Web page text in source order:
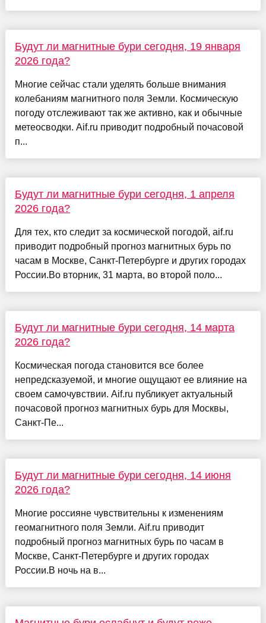
Будут ли магнитные бури сегодня, 19 января
2026 года?
Многие сейчас стали уделять больше внимания
колебаниям магнитного поля Земли. Космическую
погоду отслеживают так же активно, как и обычные
метеосводки. Aif.ru приводит подробный почасовой
п...
Будут ли магнитные бури сегодня, 1 апреля
2026 года?
Для тех, кто следит за космической погодой, aif.ru
приводит подробный прогноз магнитных бурь по
часам в Москве, Санкт-Петербурге и других городах
России.Во вторник, 31 марта, во второй поло...
Будут ли магнитные бури сегодня, 14 марта
2026 года?
Космическая погода становится все более
непредсказуемой, и многие ощущают ее влияние на
своем самочувствии. Aif.ru публикует актуальный
почасовой прогноз магнитных бурь для Москвы,
Санкт-Пе...
Будут ли магнитные бури сегодня, 14 июня
2026 года?
Многие россияне чувствительны к изменениям
геомагнитного поля Земли. Aif.ru приводит
подробный прогноз магнитных бурь по часам в
Москве, Санкт-Петербурге и других городах
России.В ночь на в...